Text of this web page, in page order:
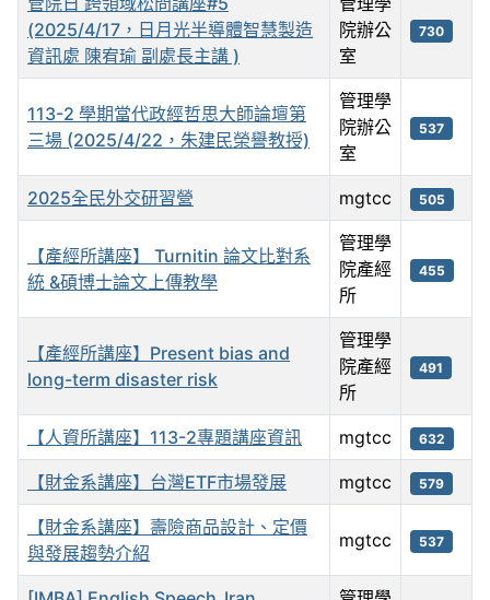
(2025/4/17，日月光半導體智慧製造
資訊處 陳宥瑜 副處長主講 )
院辦公
室
730
113-2 學期當代政經哲思大師論壇第
三場 (2025/4/22，朱建民榮譽教授)
管理學
院辦公
室
537
2025全民外交研習營 mgtcc 505
【產經所講座】 Turnitin 論文比對系
統 &碩博士論文上傳教學
管理學
院產經
所
455
【產經所講座】Present bias and
long-term disaster risk
管理學
院產經
所
491
【人資所講座】113-2專題講座資訊 mgtcc 632
【財金系講座】台灣ETF市場發展 mgtcc 579
【財金系講座】壽險商品設計、定價
與發展趨勢介紹
mgtcc 537